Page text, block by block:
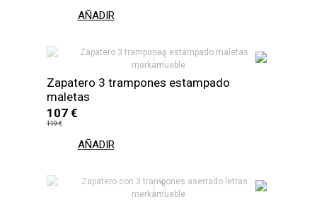
AÑADIR
Zapatero 3 trampones estampado
maletas
107 €
119 €
AÑADIR